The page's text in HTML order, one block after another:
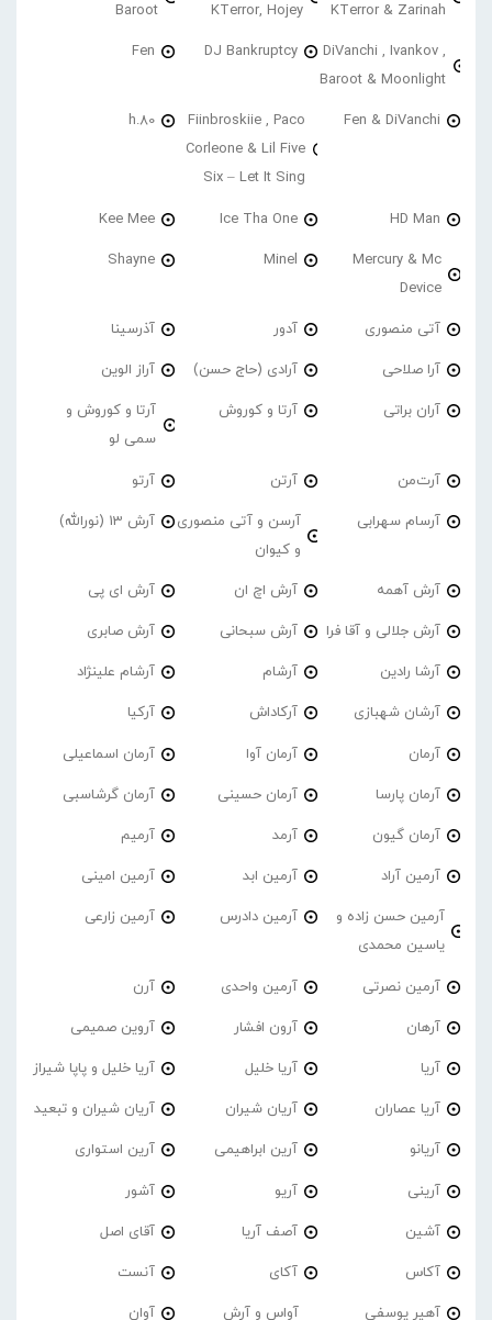
KTerror & Zarinah
KTerror, Hojey
Baroot
DiVanchi , Ivankov ,
Baroot & Moonlight
DJ Bankruptcy
Fen
Fen & DiVanchi
Fiinbroskiie , Paco
Corleone & Lil Five
Six – Let It Sing
h.80
HD Man
Ice Tha One
Kee Mee
Mercury & Mc
Device
Minel
Shayne
آتی منصوری آدور آذرسینا
آرا صلاحی آرادی (حاج حسن) آراز الوین
آران براتی آرتا و کوروش
آرتا و کوروش و
سمی لو
آرت‌من آرتن آرتو
آرسام سهرابی
آرسن و آتی منصوری
و کیوان
آرش 13 (نورالله)
آرش آهمه آرش اچ ان آرش ای پی
آرش جلالی و آقا فرا آرش سبحانی آرش صابری
آرشا رادین آرشام آرشام علینژاد
آرشان شهبازی آرکاداش آرکیا
آرمان آرمان آوا آرمان اسماعیلی
آرمان پارسا آرمان حسینی آرمان گرشاسبی
آرمان گیون آرمد آرمیم
آرمین آراد آرمین ابد آرمین امینی
آرمین حسن زاده و
یاسین محمدی
آرمین دادرس آرمین زارعی
آرمین نصرتی آرمین واحدی آرن
آرهان آرون افشار آروین صمیمی
آریا آریا خلیل آریا خلیل و پاپا شیراز
آریا عصاران آریان شیران آریان شیران و تبعید
آریانو آرین ابراهیمی آرین استواری
آرینی آریو آشور
آشین آصف آریا آقای اصل
آکاس آکای آنست
آهیر یوسفی آواس و آرش آوان